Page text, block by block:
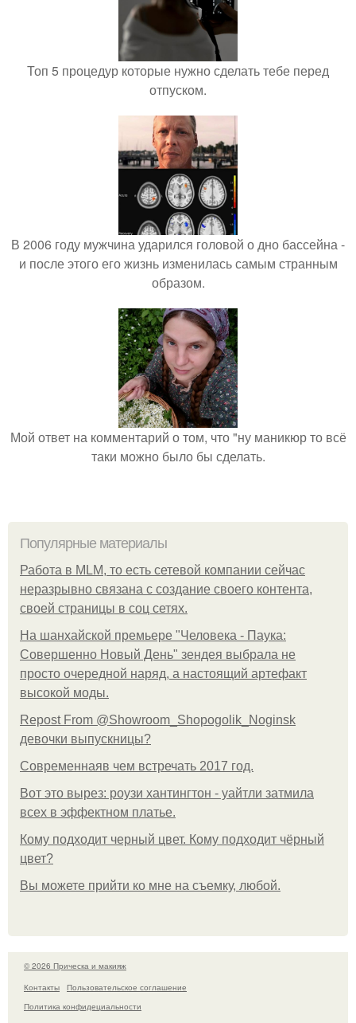
Топ 5 процедур которые нужно сделать тебе перед
отпуском.
В 2006 году мужчина ударился головой о дно бассейна -
и после этого его жизнь изменилась самым странным
образом.
Мой ответ на комментарий о том, что "ну маникюр то всё
таки можно было бы сделать.
Популярные материалы
Работа в MLM, то есть сетевой компании сейчас
неразрывно связана с создание своего контента,
своей страницы в соц сетях.
На шанхайской премьере "Человека - Паука:
Совершенно Новый День" зендея выбрала не
просто очередной наряд, а настоящий артефакт
высокой моды.
Repost From @Showroom_Shopogolik_Noginsk
девочки выпускницы?
Современнаяв чем встречать 2017 год.
Вот это вырез: роузи хантингтон - уайтли затмила
всех в эффектном платьe.
Кому подходит черный цвет. Кому подходит чёрный
цвет?
Вы можете прийти ко мне на съемку, любой.
© 2026 Прическа и макияж
Контакты
Пользовательское соглашение
Политика конфидециальности